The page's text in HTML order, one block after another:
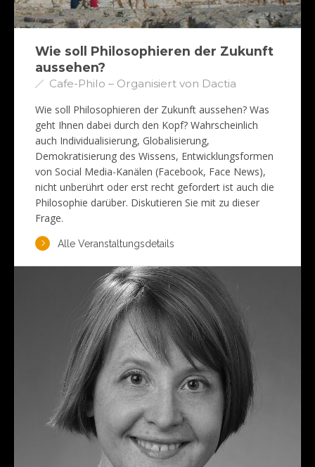
Wie soll Philosophieren der Zukunft
aussehen?
Cafe-Philo – Organisiert von Dactia
Wie soll Philosophieren der Zukunft aussehen? Was
geht Ihnen dabei durch den Kopf? Wahrscheinlich
auch Individualisierung, Globalisierung,
Demokratisierung des Wissens, Entwicklungsformen
von Social Media-Kanälen (Facebook, Face News),
nicht unberührt oder erst recht gefordert ist auch die
Philosophie darüber. Diskutieren Sie mit zu dieser
Frage.
Alle Veranstaltungsdetails